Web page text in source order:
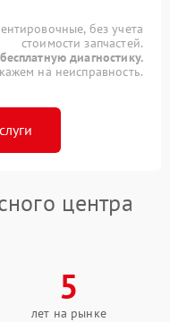
без учета
стоимости запчастей.
диагностику.
на неисправность.
центра
5
лет на рынке